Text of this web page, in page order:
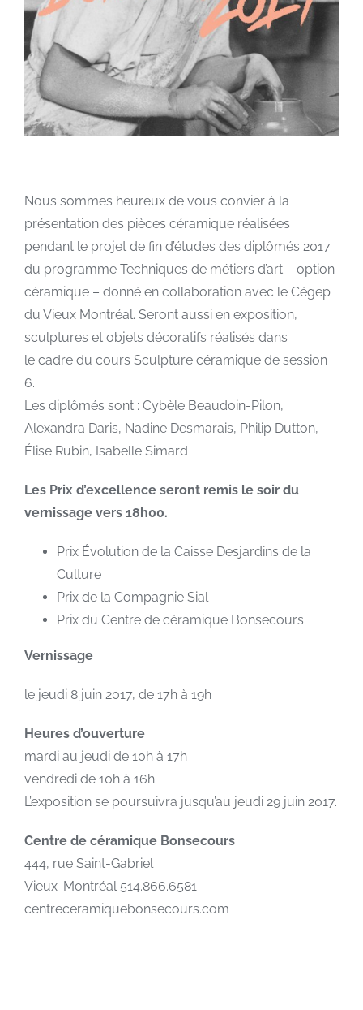
Nous sommes heureux de vous convier à la
présentation des pièces céramique réalisées
pendant le projet de fin d’études des diplômés 2017
du programme Techniques de métiers d’art – option
céramique – donné en collaboration avec le Cégep
du Vieux Montréal. Seront aussi en exposition,
sculptures et objets décoratifs réalisés dans
le cadre du cours Sculpture céramique de session
6.
Les diplômés sont : Cybèle Beaudoin-Pilon,
Alexandra Daris, Nadine Desmarais, Philip Dutton,
Élise Rubin, Isabelle Simard
Les Prix d’excellence seront remis le soir du
vernissage vers 18h00.
Prix Évolution de la Caisse Desjardins de la
Culture
Prix de la Compagnie Sial
Prix du Centre de céramique Bonsecours
Vernissage
le jeudi 8 juin 2017, de 17h à 19h
Heures d’ouverture
mardi au jeudi de 10h à 17h
vendredi de 10h à 16h
L’exposition se poursuivra jusqu’au jeudi 29 juin 2017.
Centre de céramique Bonsecours
444, rue Saint-Gabriel
Vieux-Montréal 514.866.6581
centreceramiquebonsecours.com